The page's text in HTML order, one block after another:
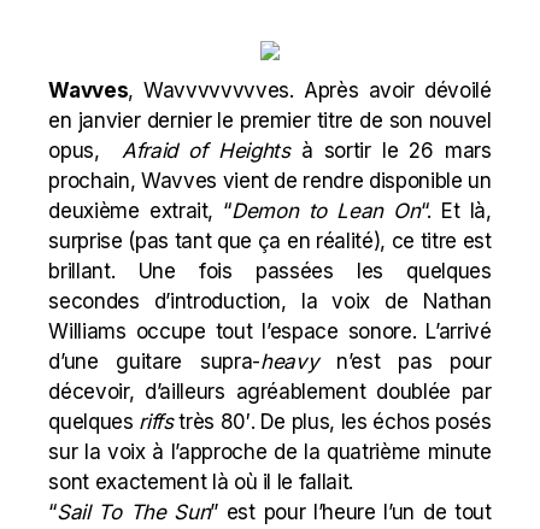
Wavves, Wavvvvvvvves. Après avoir dévoilé
en janvier dernier le premier titre de son nouvel
opus,Afraid of Heightsà sortir le 26 mars
prochain, Wavves vient de rendre disponible un
deuxième extrait, “Demon to Lean On“. Et là,
surprise (pas tant que ça en réalité), ce titre est
brillant. Une fois passées les quelques
secondes d’introduction, la voix de Nathan
Williams occupe tout l’espace sonore. L’arrivé
d’une guitare supra-heavyn’est pas pour
décevoir, d’ailleurs agréablement doublée par
quelques riffstrès 80′. De plus, les échos posés
sur la voix à l’approche de la quatrième minute
sont exactement là où il le fallait.
“Sail To The Sun” est pour l’heure l’un de tout